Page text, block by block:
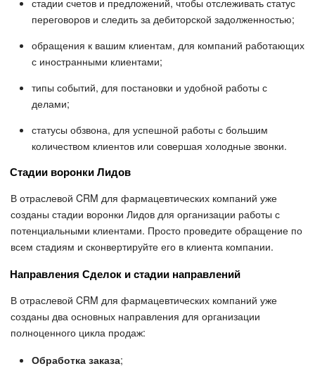
переговоров и следить за дебиторской задолженностью;
обращения к вашим клиентам, для компаний работающих
с иностранными клиентами;
типы событий, для постановки и удобной работы с
делами;
статусы обзвона, для успешной работы с большим
количеством клиентов или совершая холодные звонки.
Стадии воронки Лидов
В отраслевой CRM для фармацевтических компаний уже
созданы стадии воронки Лидов для организации работы с
потенциальными клиентами. Просто проведите обращение по
всем стадиям и сконвертируйте его в клиента компании.
Направления Сделок и стадии направлений
В отраслевой CRM для фармацевтических компаний уже
созданы два основных направления для организации
полноценного цикла продаж:
Обработка заказа;